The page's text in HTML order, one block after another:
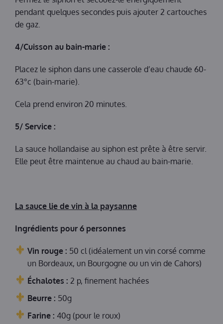
pendant quelques secondes puis ajouter 2 cartouches
de gaz.
4/Cuisson au bain-marie :
Placez le siphon dans une casserole d’eau chaude 60-
63°c (bain-marie).
Cela prend environ 20 minutes.
5/ Service :
La sauce hollandaise au siphon est prête à être servir.
Elle peut être maintenue au chaud au bain-marie.
La sauce lie de vin à la paysanne
Ingrédients pour 6 personnes
Vin rouge : 50 cl (idéalement un vin corsé comme
un Bordeaux, un Bourgogne ou un vin de Cahors)
Échalotes : 2 p, finement hachées
Beurre : 50g
Farine : 40g (pour le roux)